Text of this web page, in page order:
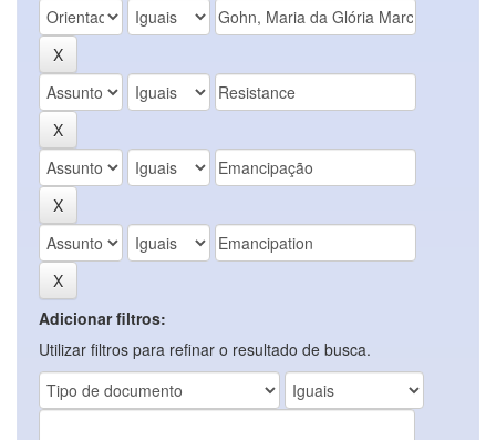
Adicionar filtros:
Utilizar filtros para refinar o resultado de busca.